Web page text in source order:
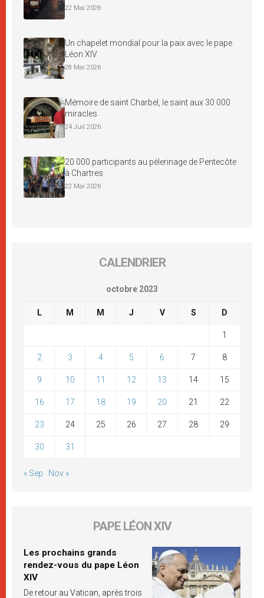
22 Mai 2026
Un chapelet mondial pour la paix avec le pape
Léon XIV
28 Mai 2026
Mémoire de saint Charbel, le saint aux 30 000
miracles
24 Juil 2026
20 000 participants au pèlerinage de Pentecôte
à Chartres
22 Mai 2026
CALENDRIER
octobre 2023
L M M J V S D
1
2 3 4 5 6 7 8
9 10 11 12 13 14 15
16 17 18 19 20 21 22
23 24 25 26 27 28 29
30 31
« Sep Nov »
PAPE LÉON XIV
Les prochains grands
rendez-vous du pape Léon
XIV
De retour au Vatican, après trois